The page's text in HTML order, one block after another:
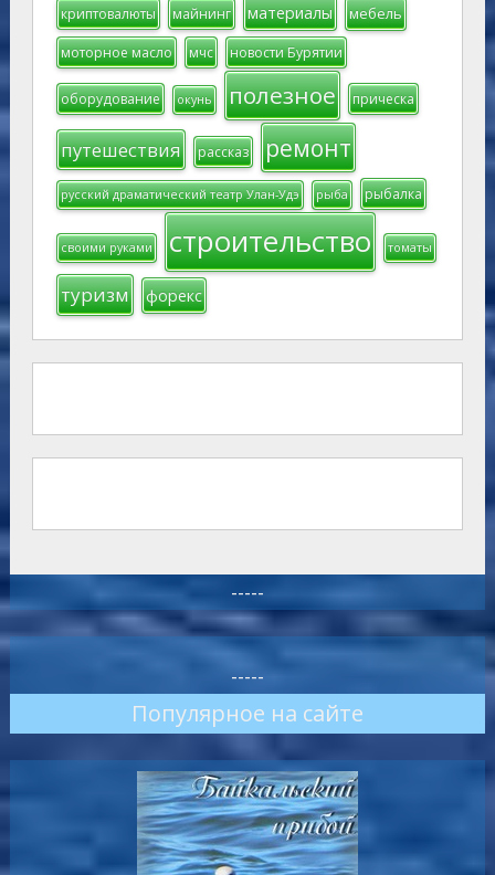
криптовалюты майнинг материалы мебель
моторное масло мчс новости Бурятии
оборудование окунь полезное прическа
путешествия рассказ ремонт
русский драматический театр Улан-Удэ рыба рыбалка
своими руками строительство томаты
туризм форекс
-----
-----
Популярное на сайте